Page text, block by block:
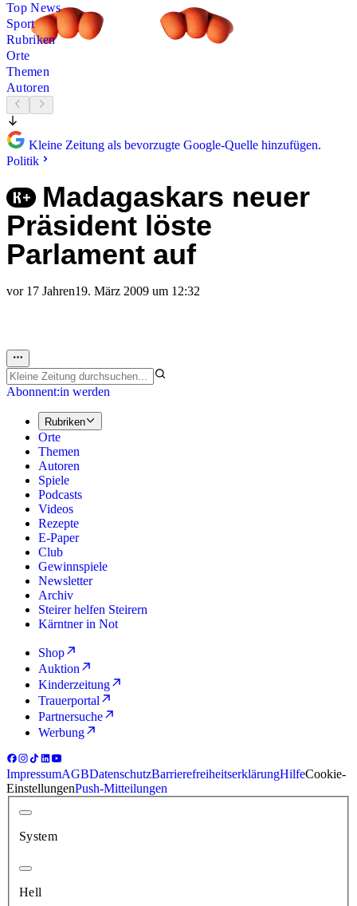
Top News
Sport
Rubriken
Orte
Themen
Autoren
Kleine Zeitung als bevorzugte Google-Quelle hinzufügen.
Politik
Madagaskars neuer
Präsident löste
Parlament auf
vor 17 Jahren19. März 2009 um 12:32
Abonnent:in werden
Rubriken
Orte
Themen
Autoren
Spiele
Podcasts
Videos
Rezepte
E-Paper
Club
Gewinnspiele
Newsletter
Archiv
Steirer helfen Steirern
Kärntner in Not
Shop
Auktion
Kinderzeitung
Trauerportal
Partnersuche
Werbung
ImpressumAGBDatenschutzBarrierefreiheitserklärungHilfeCookie-
EinstellungenPush-Mitteilungen
System
Hell